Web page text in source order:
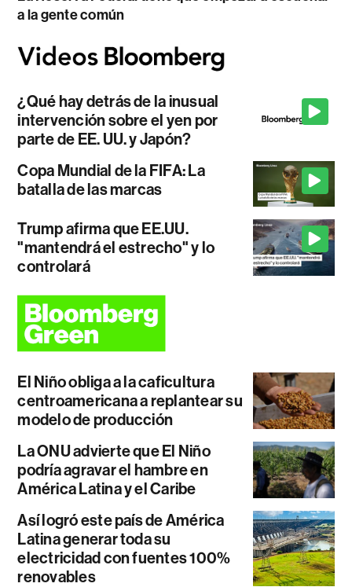
a la gente común
¿Qué hay detrás de la inusual
intervención sobre el yen por
parte de EE. UU. y Japón?
Copa Mundial de la FIFA: La
batalla de las marcas
Trump afirma que EE.UU.
"mantendrá el estrecho" y lo
controlará
El Niño obliga a la caficultura
centroamericana a replantear su
modelo de producción
La ONU advierte que El Niño
podría agravar el hambre en
América Latina y el Caribe
Así logró este país de América
Latina generar toda su
electricidad con fuentes 100%
renovables